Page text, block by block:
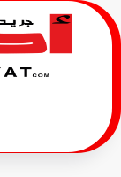
التجاوز
إلى
المحتوى